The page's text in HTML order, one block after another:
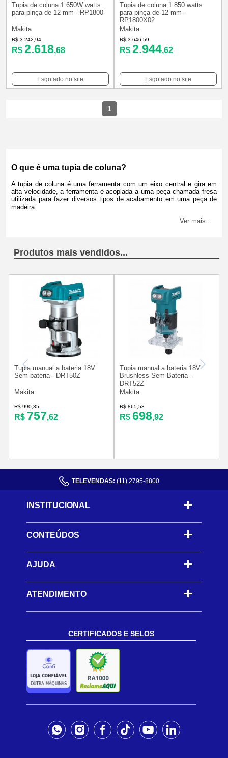
Tupia de coluna 1.650W watts
para pinça de 12 mm - RP1800
Makita
R$ 3.242,94
R$ 2.618,68
Esgotado no site
Tupia de coluna 1.850 watts
para pinça de 12 mm -
RP1800X02
Makita
R$ 3.646,59
R$ 2.944,62
Esgotado no site
1
O que é uma tupia de coluna?
A tupia de coluna é uma ferramenta com um eixo central e gira em
alta velocidade, a ferramenta é acoplada a uma peça chamada fresa
utilizada para fazer diversos tipos de acabamento em uma peça de
madeira.
Ver mais...
Produtos mais vendidos...
Tupia manual a bateria 18V
Sem bateria - DRT50Z
Makita
R$ 990,35
R$ 757,62
Tupia manual a bateria 18V
Brushless Sem Bateria -
DRT52Z
Makita
R$ 865,53
R$ 698,92
TELEVENDAS: (11) 2795-8800
INSTITUCIONAL
CONTEÚDOS -
AJUDA -
ATENDIMENTO
CERTIFICADOS E SELOS